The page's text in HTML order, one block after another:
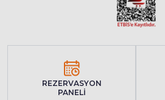
REZERVASYON
PANELİ